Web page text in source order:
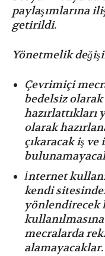
paylaşımlarına
getirildi.
Yönetmelik
Çevrimiçi
bedelsiz olarak
hazırlattıkları
olarak
çıkaracak iş
⁠İnternet
kendi
yönlendirecek
mecralarda
alamayacaklar.